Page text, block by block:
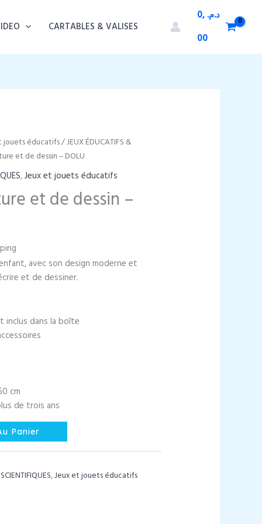
CARTABLES & VALISES
د.م. 0,
00
jouets éducatifs/JEUX ÉDUCATIFS &
et de dessin – DOLU
,Jeux et jouets éducatifs
et de dessin –
avec son design moderne et
et de dessiner.
inclus dans la boîte
cm
de trois ans
Panier
,Jeux et jouets éducatifs